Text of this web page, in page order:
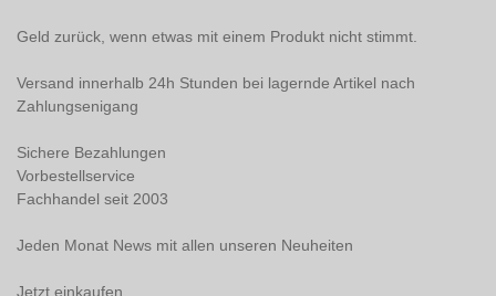
Geld zurück, wenn etwas mit einem Produkt nicht stimmt.
Versand innerhalb 24h Stunden bei lagernde Artikel nach
Zahlungsenigang
Sichere Bezahlungen
Vorbestellservice
Fachhandel seit 2003
Jeden Monat News mit allen unseren Neuheiten
Jetzt einkaufen